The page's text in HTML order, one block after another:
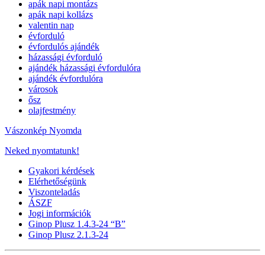
apák napi montázs
apák napi kollázs
valentin nap
évforduló
évfordulós ajándék
házassági évforduló
ajándék házassági évfordulóra
ajándék évfordulóra
városok
ősz
olajfestmény
Vászonkép Nyomda
Neked nyomtatunk!
Gyakori kérdések
Elérhetőségünk
Viszonteladás
ÁSZF
Jogi információk
Ginop Plusz 1.4.3-24 “B”
Ginop Plusz 2.1.3-24